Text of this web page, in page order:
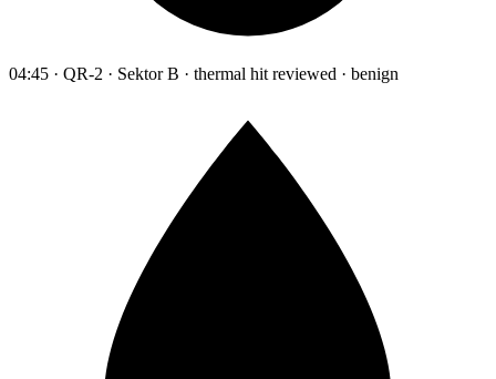
04:45 · QR-2 · Sektor B · thermal hit reviewed · benign